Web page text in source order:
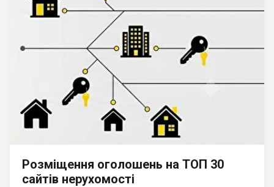
Розміщення оголошень на ТОП 30
сайтів нерухомості